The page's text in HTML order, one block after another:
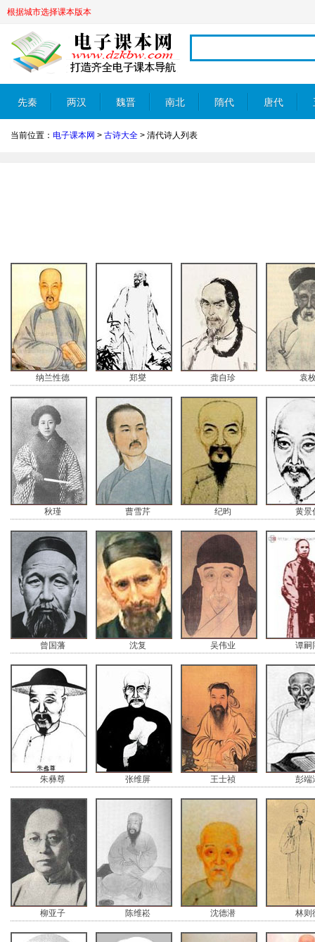
根据城市选择课本版本
先秦 两汉 魏晋 南北
朝
隋代 唐代
当前位置： 电子课本网 > 古诗大全 > 清代诗人列表
纳兰性德 郑燮 龚自珍 袁
秋瑾 曹雪芹 纪昀 黄景
曾国藩 沈复 吴伟业 谭嗣
朱彝尊 张维屏 王士祯 彭端
柳亚子 陈维崧 沈德潜 林则